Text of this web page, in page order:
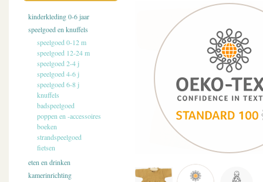
kinderkleding 0-6 jaar
speelgoed en knuffels
speelgoed 0-12 m
speelgoed 12-24 m
speelgoed 2-4 j
speelgoed 4-6 j
speelgoed 6-8 j
knuffels
badspeelgoed
poppen en -accessoires
boeken
strandspeelgoed
fietsen
eten en drinken
kamerinrichting